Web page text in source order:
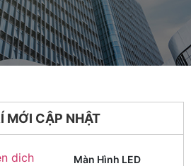
MỚI CẬP NHẬT
Màn Hình LED